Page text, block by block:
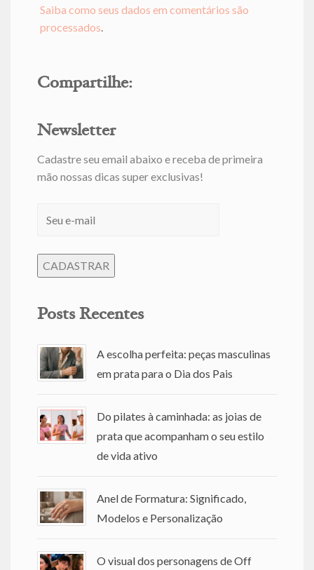
Saiba como seus dados em comentários são
processados.
Compartilhe:
Newsletter
Cadastre seu email abaixo e receba de primeira
mão nossas dicas super exclusivas!
Posts Recentes
A escolha perfeita: peças masculinas
em prata para o Dia dos Pais
Do pilates à caminhada: as joias de
prata que acompanham o seu estilo
de vida ativo
Anel de Formatura: Significado,
Modelos e Personalização
O visual dos personagens de Off